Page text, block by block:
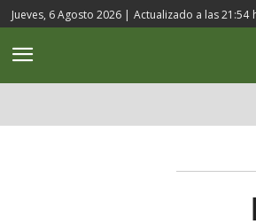
Jueves, 6 Agosto 2026 | Actualizado a las21:54